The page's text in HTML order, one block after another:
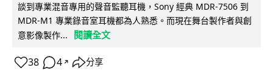
談到專業混音專用的聲音監聽耳機，Sony 經典 MDR-7506 到
MDR-M1 專業錄音室耳機都為人熟悉。而現在舞台製作者與創
意影像製作...
閱讀全文
38 4 ↗ 分享